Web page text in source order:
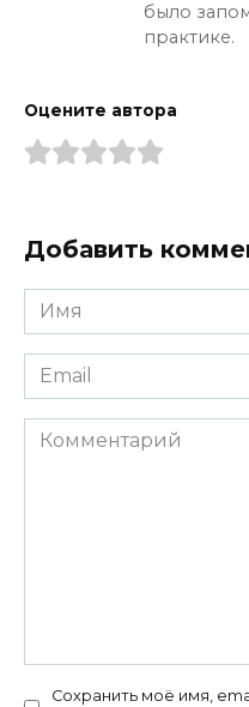
было
практике.
Оцените автора
Добавить
Имя
*
Email
*
Комментарий
Сохранить моё имя,